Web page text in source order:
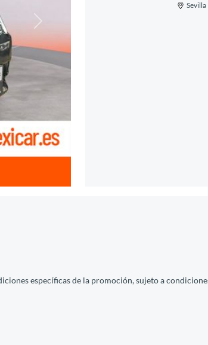
Siguiente
Sevilla
específicas de la promoción, sujeto a